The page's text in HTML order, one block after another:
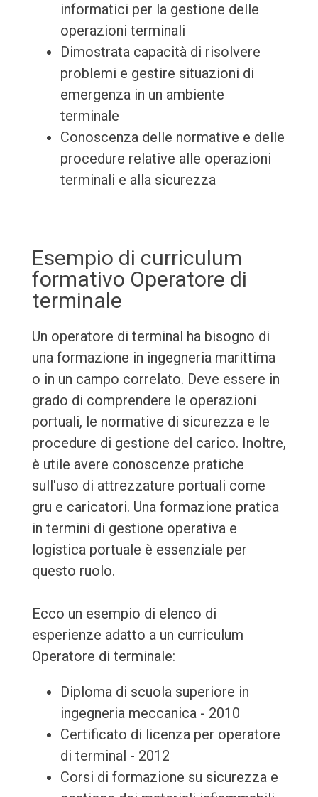
informatici per la gestione delle
operazioni terminali
Dimostrata capacità di risolvere
problemi e gestire situazioni di
emergenza in un ambiente
terminale
Conoscenza delle normative e delle
procedure relative alle operazioni
terminali e alla sicurezza
Esempio di curriculum
formativo Operatore di
terminale
Un operatore di terminal ha bisogno di
una formazione in ingegneria marittima
o in un campo correlato. Deve essere in
grado di comprendere le operazioni
portuali, le normative di sicurezza e le
procedure di gestione del carico. Inoltre,
è utile avere conoscenze pratiche
sull'uso di attrezzature portuali come
gru e caricatori. Una formazione pratica
in termini di gestione operativa e
logistica portuale è essenziale per
questo ruolo.
Ecco un esempio di elenco di
esperienze adatto a un curriculum
Operatore di terminale:
Diploma di scuola superiore in
ingegneria meccanica - 2010
Certificato di licenza per operatore
di terminal - 2012
Corsi di formazione su sicurezza e